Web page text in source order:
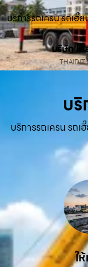
บริการรถเครน รถเฮี๊
บริษัท ไ
THAIDIT
บริ
บริการรถเครน รถ
ใ